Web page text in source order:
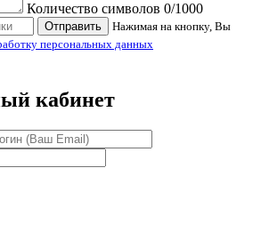
Количество символов 0/1000
Отправить
Нажимая на кнопку, Вы
персональных данных
кабинет